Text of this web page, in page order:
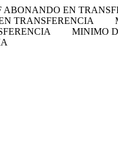
ABONANDO EN
TRANSFERENCIA
MINIMO